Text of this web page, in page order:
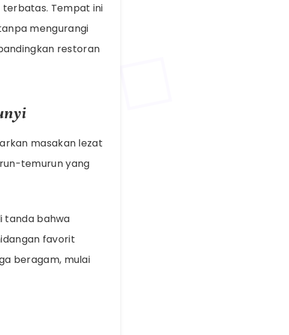
Tempat ini
mengurangi
restoran
masakan lezat
temurun yang
tanda bahwa
favorit
beragam, mulai